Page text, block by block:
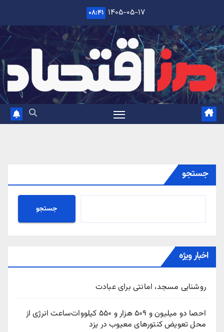
content
۱۴۰۵-۰۵-۱۷ ۰۸:۴۱
جستجو
جستجو
اخبار ویژه
روشنایی مسجد، امانتی برای عبادت
احصا دو میلیون و ۵۰۹ هزار و ۵۵۰ کیلووات‌ساعت انرژی از
محل تعویض کنتورهای معیوب در یزد